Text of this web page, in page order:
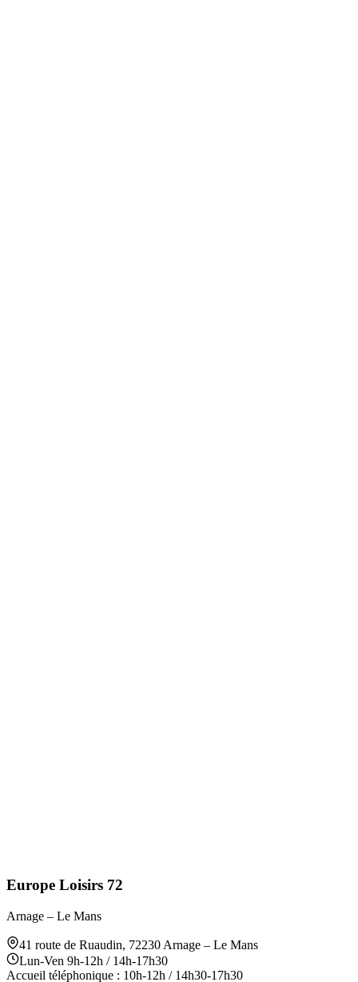
Europe Loisirs 72
Arnage – Le Mans
41 route de Ruaudin, 72230 Arnage – Le Mans
Lun-Ven 9h-12h / 14h-17h30
Accueil téléphonique : 10h-12h / 14h30-17h30